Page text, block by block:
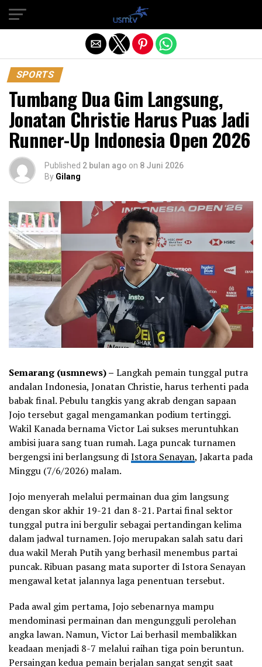
SPORTS
Tumbang Dua Gim Langsung,
Jonatan Christie Harus Puas Jadi
Runner-Up Indonesia Open 2026
Published 2 bulan ago on 8 Juni 2026
By Gilang
Semarang (usmnews) – Langkah pemain tunggal putra
andalan Indonesia, Jonatan Christie, harus terhenti pada
babak final. Pebulu tangkis yang akrab dengan sapaan
Jojo tersebut gagal mengamankan podium tertinggi.
Wakil Kanada bernama Victor Lai sukses meruntuhkan
ambisi juara sang tuan rumah. Laga puncak turnamen
bergengsi ini berlangsung diIstora Senayan, Jakarta pada
Minggu (7/6/2026) malam.
Jojo menyerah melalui permainan dua gim langsung
dengan skor akhir 19-21 dan 8-21. Partai final sektor
tunggal putra ini bergulir sebagai pertandingan kelima
dalam jadwal turnamen. Jojo merupakan salah satu dari
dua wakil Merah Putih yang berhasil menembus partai
puncak. Ribuan pasang mata suporter di Istora Senayan
mengawal ketat jalannya laga penentuan tersebut.
Pada awal gim pertama, Jojo sebenarnya mampu
mendominasi permainan dan mengungguli perolehan
angka lawan. Namun, Victor Lai berhasil membalikkan
keadaan menjadi 8-7 melalui raihan tiga poin beruntun.
Persaingan kedua pemain berjalan sangat sengit saat
Exit mobile version